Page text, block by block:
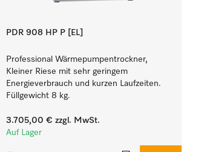
PDR 908 HP P [EL]
Professional Wärmepumpentrockner,
Kleiner Riese mit sehr geringem
Energieverbrauch und kurzen Laufzeiten.
Füllgewicht 8 kg.
3.705,00 € zzgl. MwSt.
Auf Lager